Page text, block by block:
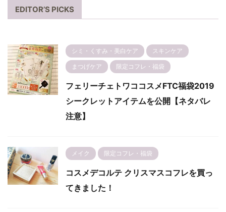
EDITOR’S PICKS
シミ・くすみ・美白ケア スキンケア
まつげケア 限定コフレ・福袋
フェリーチェトワココスメFTC福袋2019
シークレットアイテムを公開【ネタバレ
注意】
メイク 限定コフレ・福袋
コスメデコルテ クリスマスコフレを買っ
てきました！